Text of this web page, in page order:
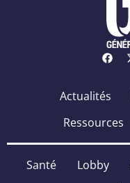
Actualités
Ressources
Santé Lobby